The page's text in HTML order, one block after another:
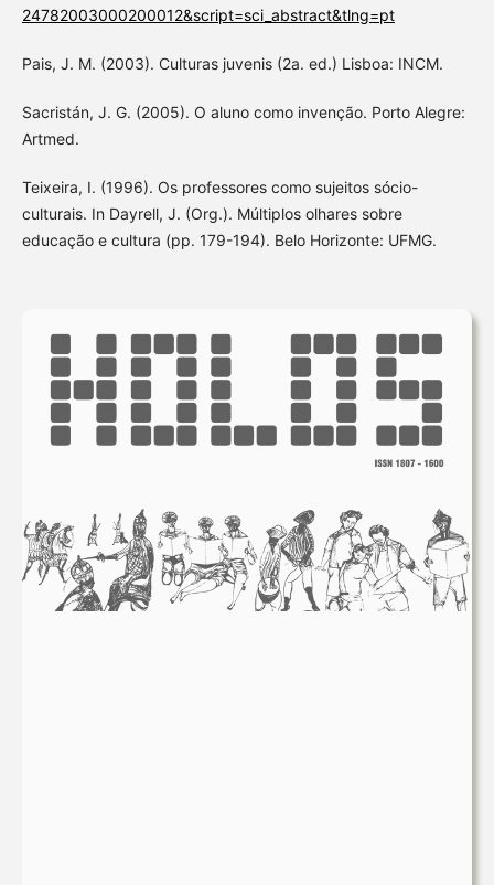
24782003000200012&script=sci_abstract&tlng=pt
Pais, J. M. (2003). Culturas juvenis (2a. ed.) Lisboa: INCM.
Sacristán, J. G. (2005). O aluno como invenção. Porto Alegre:
Artmed.
Teixeira, I. (1996). Os professores como sujeitos sócio-
culturais. In Dayrell, J. (Org.). Múltiplos olhares sobre
educação e cultura (pp. 179-194). Belo Horizonte: UFMG.